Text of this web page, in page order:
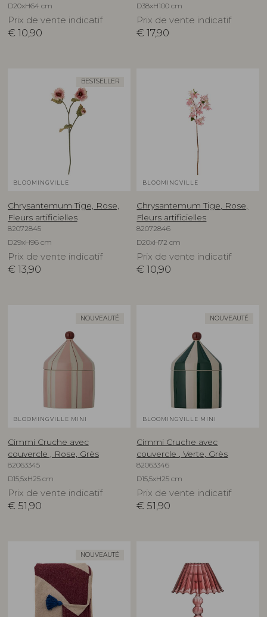
D20xH64 cm
Prix de vente indicatif
€ 10,90
D38xH100 cm
Prix de vente indicatif
€ 17,90
BESTSELLER
BLOOMINGVILLE
Chrysantemum Tige, Rose,
Fleurs artificielles
82072845
D29xH96 cm
Prix de vente indicatif
€ 13,90
BLOOMINGVILLE
Chrysantemum Tige, Rose,
Fleurs artificielles
82072846
D20xH72 cm
Prix de vente indicatif
€ 10,90
NOUVEAUTÉ
BLOOMINGVILLE MINI
Cimmi Cruche avec
couvercle , Rose, Grès
82063345
D15,5xH25 cm
Prix de vente indicatif
€ 51,90
NOUVEAUTÉ
BLOOMINGVILLE MINI
Cimmi Cruche avec
couvercle , Verte, Grès
82063346
D15,5xH25 cm
Prix de vente indicatif
€ 51,90
NOUVEAUTÉ